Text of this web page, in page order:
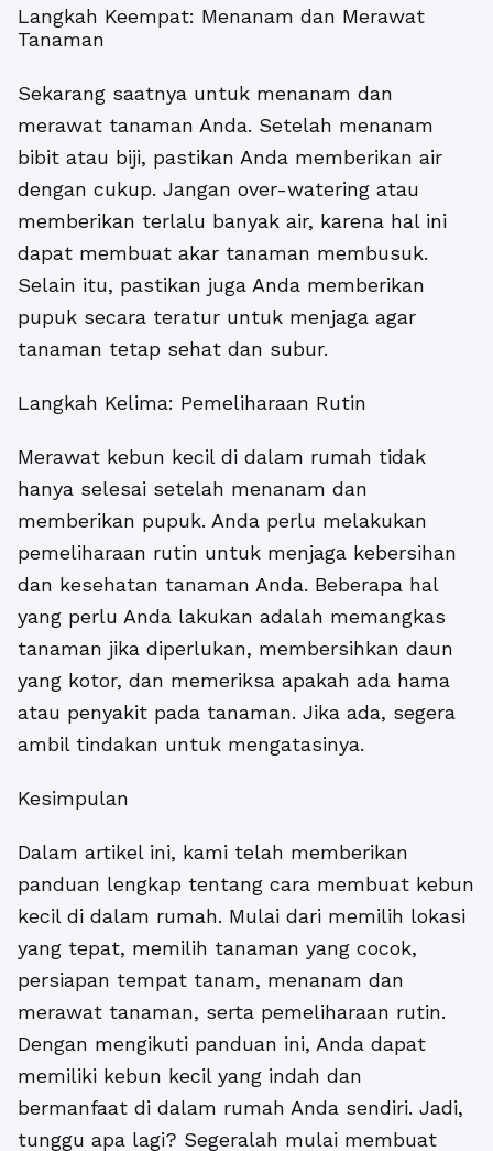
Langkah Keempat: Menanam dan Merawat
Tanaman
Sekarang saatnya untuk menanam dan
merawat tanaman Anda. Setelah menanam
bibit atau biji, pastikan Anda memberikan air
dengan cukup. Jangan over-watering atau
memberikan terlalu banyak air, karena hal ini
dapat membuat akar tanaman membusuk.
Selain itu, pastikan juga Anda memberikan
pupuk secara teratur untuk menjaga agar
tanaman tetap sehat dan subur.
Langkah Kelima: Pemeliharaan Rutin
Merawat kebun kecil di dalam rumah tidak
hanya selesai setelah menanam dan
memberikan pupuk. Anda perlu melakukan
pemeliharaan rutin untuk menjaga kebersihan
dan kesehatan tanaman Anda. Beberapa hal
yang perlu Anda lakukan adalah memangkas
tanaman jika diperlukan, membersihkan daun
yang kotor, dan memeriksa apakah ada hama
atau penyakit pada tanaman. Jika ada, segera
ambil tindakan untuk mengatasinya.
Kesimpulan
Dalam artikel ini, kami telah memberikan
panduan lengkap tentang cara membuat kebun
kecil di dalam rumah. Mulai dari memilih lokasi
yang tepat, memilih tanaman yang cocok,
persiapan tempat tanam, menanam dan
merawat tanaman, serta pemeliharaan rutin.
Dengan mengikuti panduan ini, Anda dapat
memiliki kebun kecil yang indah dan
bermanfaat di dalam rumah Anda sendiri. Jadi,
tunggu apa lagi? Segeralah mulai membuat